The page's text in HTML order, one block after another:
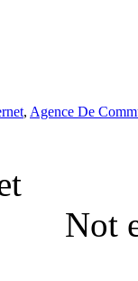
, Agence De
Not